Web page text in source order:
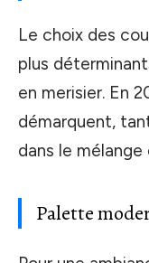
Le choix des
plus
en merisier. En
démarquent,
dans le mélange
Palette